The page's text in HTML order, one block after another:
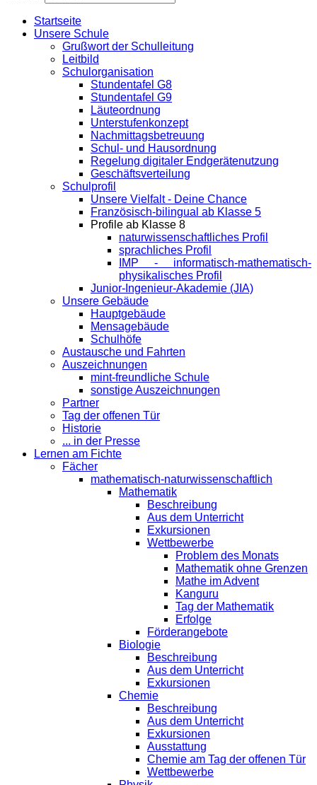
Startseite
Unsere Schule
Grußwort der Schulleitung
Leitbild
Schulorganisation
Stundentafel G8
Stundentafel G9
Läuteordnung
Unterstufenkonzept
Nachmittagsbetreuung
Schul- und Hausordnung
Regelung digitaler Endgeräte­nutzung
Geschäftsverteilung
Schulprofil
Unsere Vielfalt - Deine Chance
Französisch-bilingual ab Klasse 5
Profile ab Klasse 8
naturwissenschaftliches Profil
sprachliches Profil
IMP - informatisch-mathematisch-
physikalisches Profil
Junior-Ingenieur-Akademie (JIA)
Unsere Gebäude
Hauptgebäude
Mensagebäude
Schulhöfe
Austausche und Fahrten
Auszeichnungen
mint-freundliche Schule
sonstige Auszeichnungen
Partner
Tag der offenen Tür
Historie
... in der Presse
Lernen am Fichte
Fächer
mathematisch-naturwissenschaftlich
Mathematik
Beschreibung
Aus dem Unterricht
Exkursionen
Wettbewerbe
Problem des Monats
Mathematik ohne Grenzen
Mathe im Advent
Kanguru
Tag der Mathematik
Erfolge
Förderangebote
Biologie
Beschreibung
Aus dem Unterricht
Exkursionen
Chemie
Beschreibung
Aus dem Unterricht
Exkursionen
Ausstattung
Chemie am Tag der offenen Tür
Wettbewerbe